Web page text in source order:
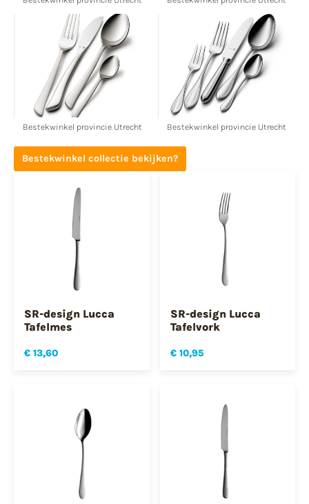
Bestekwinkel provincie Utrecht Bestekwinkel provincie Utrecht
Bestekwinkel collectie bekijken?
SR-design Lucca
Tafelmes
€ 13,60
SR-design Lucca
Tafelvork
€ 10,95